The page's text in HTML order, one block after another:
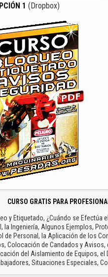
1 (Dropbox)
CURSO GRATIS PARA
y Etiquetado, ¿Cuándo se Efectúa
la Ingeniería, Algunos Ejemplos,
de Personal, la Aplicación de los
Colocación de Candados y
del Aislamiento de Equipos,
Situaciones Especiales,